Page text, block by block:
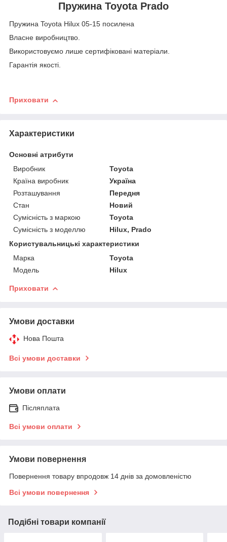
Пружина Toyota Prado
Пружина Toyota Hilux 05-15 посилена
Власне виробництво.
Використовуємо лише сертифіковані матеріали.
Гарантія якості.
Приховати
Характеристики
Основні атрибути
Виробник
Toyota
Країна виробник
Україна
Розташування
Передня
Стан
Новий
Сумісність з маркою
Toyota
Сумісність з моделлю
Hilux, Prado
Користувальницькі характеристики
Марка
Toyota
Мoдель
Hilux
Приховати
Умови доставки
Нова Пошта
Всі умови доставки
Умови оплати
Післяплата
Всі умови оплати
Умови повернення
Повернення товару впродовж 14 днів за домовленістю
Всі умови повернення
Подібні товари компанії